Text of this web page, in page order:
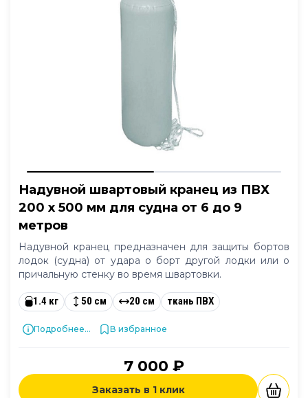
Надувной швартовый кранец из ПВХ
200 x 500 мм для судна от 6 до 9
метров
Надувной кранец предназначен для защиты бортов
лодок (судна) от удара о борт другой лодки или о
причальную стенку во время швартовки.
1.4 кг 50 см 20 см ткань ПВХ
Подробнее... В избранное
7 000 ₽
Заказать в 1 клик